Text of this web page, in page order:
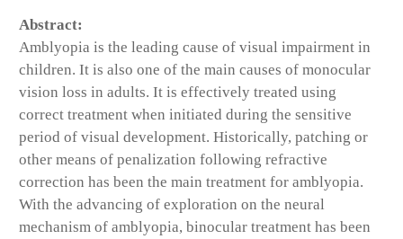
Abstract:
Amblyopia is the leading cause of visual impairment in
children. It is also one of the main causes of monocular
vision loss in adults. It is effectively treated using
correct treatment when initiated during the sensitive
period of visual development. Historically, patching or
other means of penalization following refractive
correction has been the main treatment for amblyopia.
With the advancing of exploration on the neural
mechanism of amblyopia, binocular treatment has been